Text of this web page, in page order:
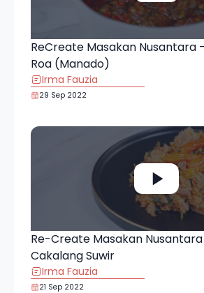
ReCreate Masakan Nusantara
Roa (Manado)
Irma Fauzia
29 Sep 2022
Re-Create Masakan
Cakalang Suwir
Irma Fauzia
21 Sep 2022